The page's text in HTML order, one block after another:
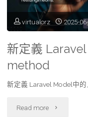
virtualorz 2025-
新定義
method
新定義 Laravel Model中的
Read more "新